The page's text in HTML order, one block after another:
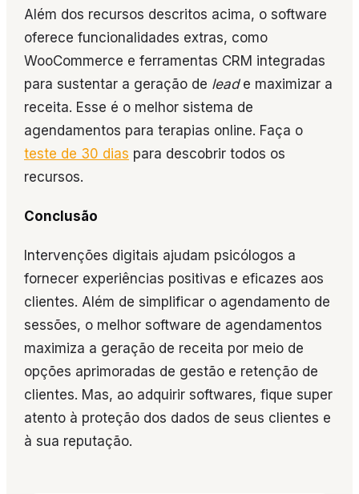
Além dos recursos descritos acima, o software
oferece funcionalidades extras, como
WooCommerce e ferramentas CRM integradas
para sustentar a geração de lead e maximizar a
receita. Esse é o melhor sistema de
agendamentos para terapias online. Faça o
teste de 30 dias para descobrir todos os
recursos.
Conclusão
Intervenções digitais ajudam psicólogos a
fornecer experiências positivas e eficazes aos
clientes. Além de simplificar o agendamento de
sessões, o melhor software de agendamentos
maximiza a geração de receita por meio de
opções aprimoradas de gestão e retenção de
clientes. Mas, ao adquirir softwares, fique super
atento à proteção dos dados de seus clientes e
à sua reputação.